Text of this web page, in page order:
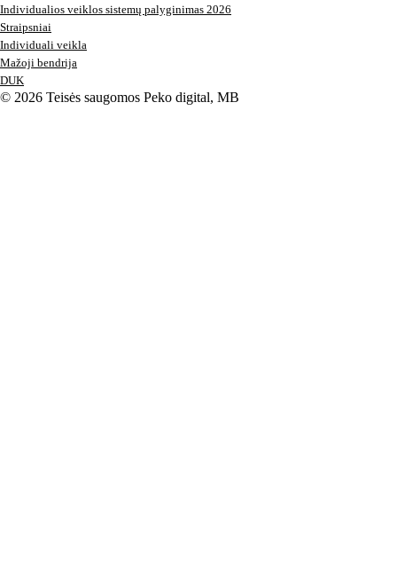
Individualios veiklos sistemų palyginimas 2026
Straipsniai
Individuali veikla
Mažoji bendrija
DUK
© 2026 Teisės saugomos Peko digital, MB